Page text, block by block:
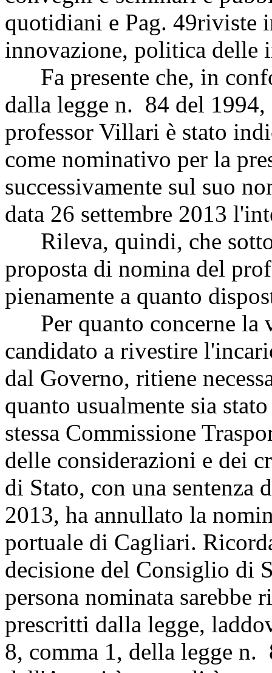
quotidiani e Pag. 49riviste
innovazione, politica delle
Fa presente che, in
dalla legge n. 84 del
professor Villari è stato
come nominativo per la
successivamente sul suo
data 26 settembre 2013
Rileva, quindi, che
proposta di nomina del
pienamente a quanto
Per quanto concerne la
candidato a rivestire
dal Governo, ritiene
quanto usualmente sia
stessa Commissione
delle considerazioni e dei
di Stato, con una sentenza
2013, ha annullato la
portuale di Cagliari.
decisione del Consiglio di
persona nominata sarebbe
prescritti dalla legge,
8, comma 1, della legge n.